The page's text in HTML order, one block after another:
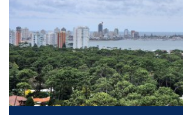
USD 300,000
Apartamento #6694